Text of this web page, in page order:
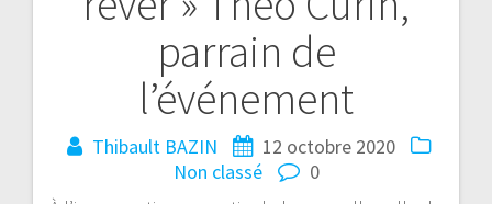
parrain de
l’événement
Thibault BAZIN
12 octobre 2020
Non classé
0